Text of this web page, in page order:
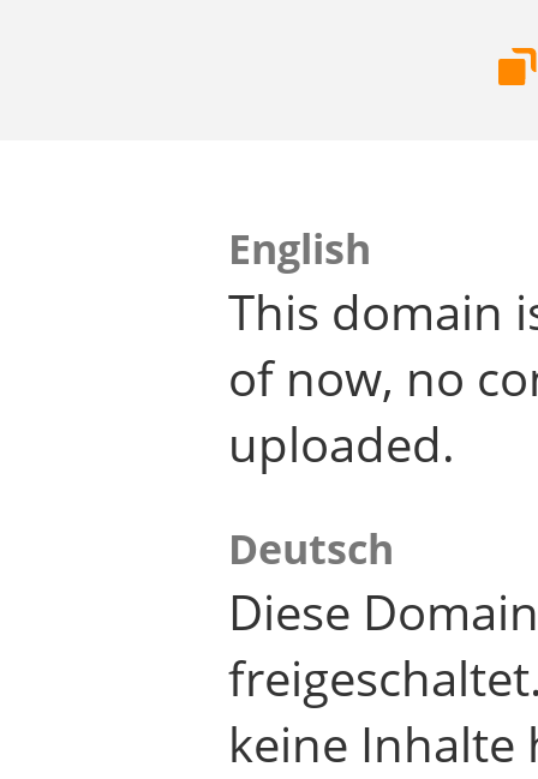
English
This domain
of now, no
uploaded.
Deutsch
Diese
keine Inhalte